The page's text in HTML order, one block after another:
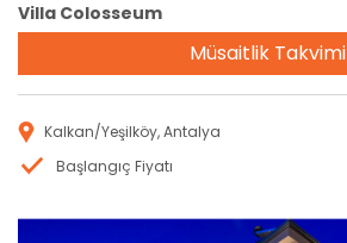
Villa Colosseum
Müsaitlik Takvimi
Kalkan/Yeşilköy, Antalya
Başlangıç Fiyatı